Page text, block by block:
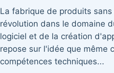
La fabrique de produits
révolution dans le domaine
logiciel et de la création
repose sur l'idée que même
compétences techniques...